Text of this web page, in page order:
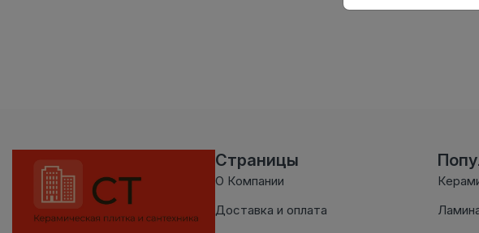
Страницы
О Компании
Доставка и оплата